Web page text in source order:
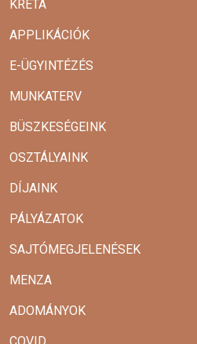
KRÉTA
APPLIKÁCIÓK
E-ÜGYINTÉZÉS
MUNKATERV
BÜSZKESÉGEINK
OSZTÁLYAINK
DÍJAINK
PÁLYÁZATOK
SAJTÓMEGJELENÉSEK
MENZA
ADOMÁNYOK